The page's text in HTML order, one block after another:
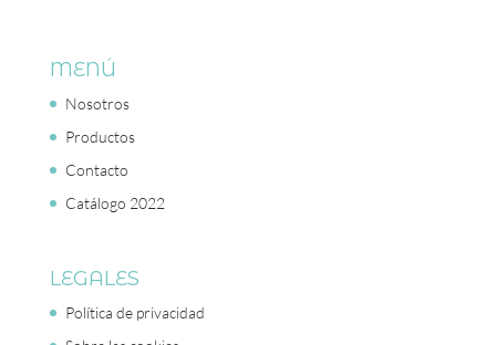
MENÚ
Nosotros
Productos
Contacto
Catálogo 2022
LEGALES
Política de privacidad